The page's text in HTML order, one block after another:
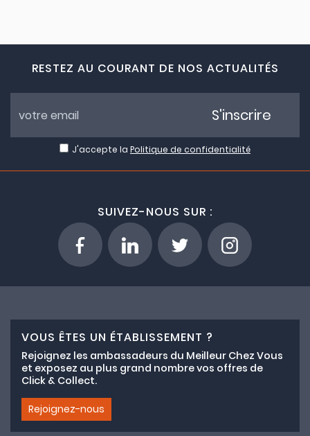
RESTEZ AU COURANT DE NOS ACTUALITÉS
J'accepte la Politique de confidentialité
S'inscrire
SUIVEZ-NOUS SUR :
VOUS ÊTES UN ÉTABLISSEMENT ?
Rejoignez les ambassadeurs du Meilleur Chez Vous
et exposez au plus grand nombre vos offres de
Click & Collect.
Rejoignez-nous